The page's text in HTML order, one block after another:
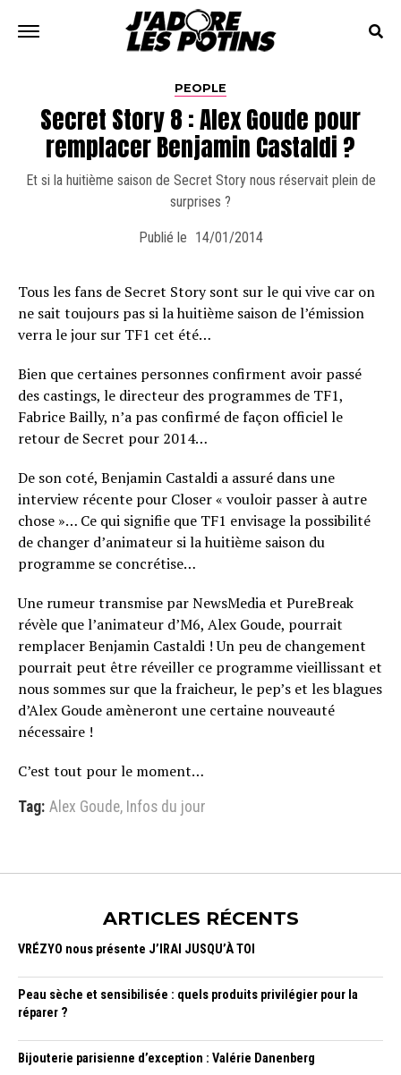
PEOPLE
Secret Story 8 : Alex Goude pour
remplacer Benjamin Castaldi ?
Et si la huitième saison de Secret Story nous réservait plein de
surprises ?
Publié le 14/01/2014
Tous les fans de Secret Story sont sur le qui vive car on
ne sait toujours pas si la huitième saison de l’émission
verra le jour sur TF1 cet été…
Bien que certaines personnes confirment avoir passé
des castings, le directeur des programmes de TF1,
Fabrice Bailly, n’a pas confirmé de façon officiel le
retour de Secret pour 2014…
De son coté, Benjamin Castaldi a assuré dans une
interview récente pour Closer « vouloir passer à autre
chose »… Ce qui signifie que TF1 envisage la possibilité
de changer d’animateur si la huitième saison du
programme se concrétise…
Une rumeur transmise par NewsMedia et PureBreak
révèle que l’animateur d’M6, Alex Goude, pourrait
remplacer Benjamin Castaldi ! Un peu de changement
pourrait peut être réveiller ce programme vieillissant et
nous sommes sur que la fraicheur, le pep’s et les blagues
d’Alex Goude amèneront une certaine nouveauté
nécessaire !
C’est tout pour le moment…
Tag: Alex Goude, Infos du jour
ARTICLES RÉCENTS
VRÉZYO nous présente J’IRAI JUSQU’À TOI
Peau sèche et sensibilisée : quels produits privilégier pour la
réparer ?
Bijouterie parisienne d’exception : Valérie Danenberg